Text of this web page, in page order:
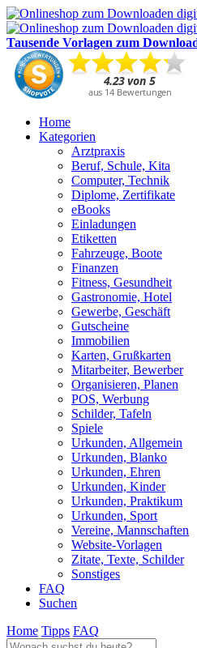
Tausende Vorlagen zum
Home
Kategorien
Arztpraxis
Beruf, Schule, Kita
Computer, Technik
Diplome, Zertifikate
eBooks
Einladungen
Etiketten
Fahrzeuge, Boote
Finanzen
Fitness, Gesundheit
Gastronomie, Hotel
Gewerbe, Geschäft
Gutscheine
Immobilien
Karten, Grußkarten
Mitarbeiter, Bewerber
Organisieren, Planen
POS, Werbung
Schilder, Tafeln
Spiele
Urkunden, Allgemein
Urkunden, Blanko
Urkunden, Ehren
Urkunden, Kinder
Urkunden, Praktikum
Urkunden, Sport
Vereine, Mannschaften
Website-Vorlagen
Zitate, Texte, Schilder
Sonstiges
FAQ
Suchen
Home Tipps FAQ